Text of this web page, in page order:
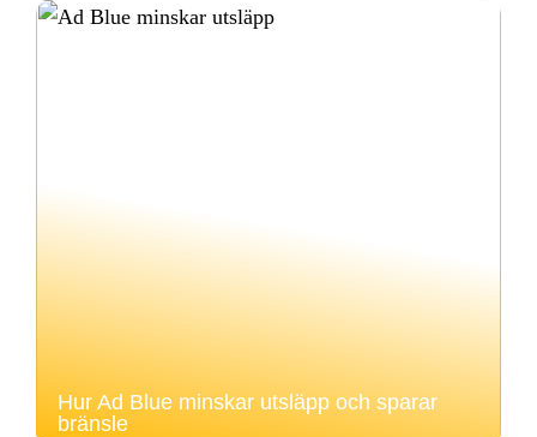
Hur Ad Blue minskar utsläpp och sparar
bränsle